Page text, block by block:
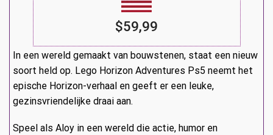
$59,99
In een wereld gemaakt van bouwstenen, staat een nieuw
soort held op. Lego Horizon Adventures Ps5 neemt het
epische Horizon-verhaal en geeft er een leuke,
gezinsvriendelijke draai aan.
Speel als Aloy in een wereld die actie, humor en